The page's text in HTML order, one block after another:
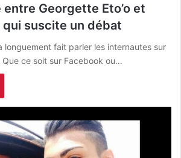
Georgette Eto’o et
qui suscite un débat
longuement fait parler les internautes sur
ce soit sur Facebook ou…